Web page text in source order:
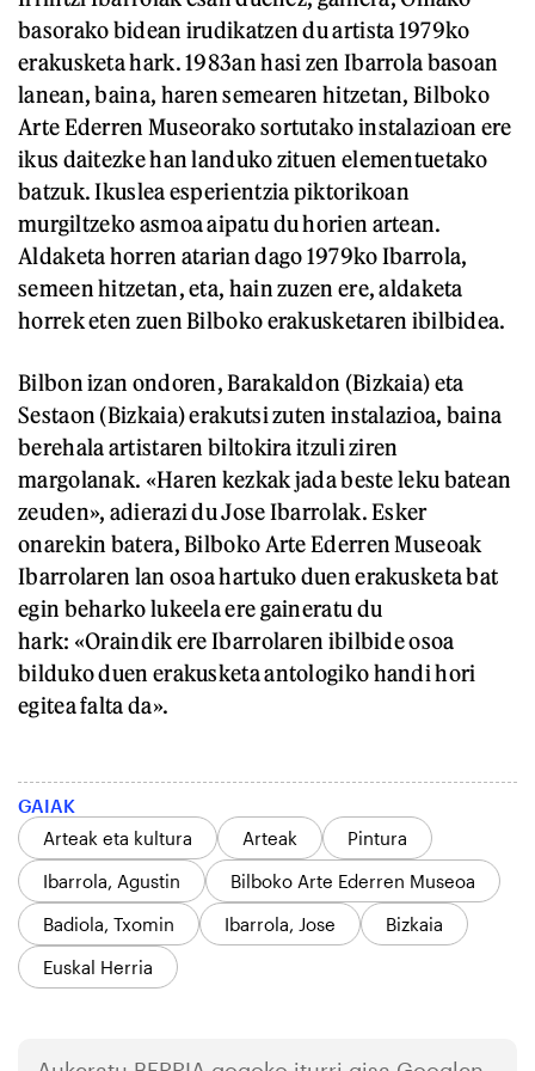
basorako bidean irudikatzen du artista 1979ko
erakusketa hark. 1983an hasi zen Ibarrola basoan
lanean, baina, haren semearen hitzetan, Bilboko
Arte Ederren Museorako sortutako instalazioan ere
ikus daitezke han landuko zituen elementuetako
batzuk. Ikuslea esperientzia piktorikoan
murgiltzeko asmoa aipatu du horien artean.
Aldaketa horren atarian dago 1979ko Ibarrola,
semeen hitzetan, eta, hain zuzen ere, aldaketa
horrek eten zuen Bilboko erakusketaren ibilbidea.
Bilbon izan ondoren, Barakaldon (Bizkaia) eta
Sestaon (Bizkaia) erakutsi zuten instalazioa, baina
berehala artistaren biltokira itzuli ziren
margolanak. «Haren kezkak jada beste leku batean
zeuden», adierazi du Jose Ibarrolak. Esker
onarekin batera, Bilboko Arte Ederren Museoak
Ibarrolaren lan osoa hartuko duen erakusketa bat
egin beharko lukeela ere gaineratu du
hark: «Oraindik ere Ibarrolaren ibilbide osoa
bilduko duen erakusketa antologiko handi hori
egitea falta da».
GAIAK
Arteak eta kultura
Arteak
Pintura
Ibarrola, Agustin
Bilboko Arte Ederren Museoa
Badiola, Txomin
Ibarrola, Jose
Bizkaia
Euskal Herria